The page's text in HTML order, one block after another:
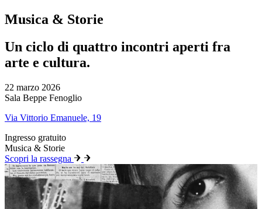
Musica & Storie
Un ciclo di quattro incontri aperti fra
arte e cultura.
22 marzo 2026
Sala Beppe Fenoglio
Via Vittorio Emanuele, 19
Ingresso gratuito
Musica & Storie
Scopri la rassegna